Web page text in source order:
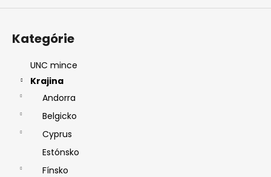
Kategórie
UNC mince
Krajina
Andorra
Belgicko
Cyprus
Estónsko
Fínsko